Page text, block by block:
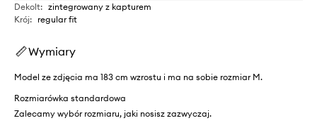
Dekolt: zintegrowany z kapturem
Krój: regular fit
Wymiary
Model ze zdjęcia ma 183 cm wzrostu i ma na sobie rozmiar M.
Rozmiarówka standardowa
Zalecamy wybór rozmiaru, jaki nosisz zazwyczaj.